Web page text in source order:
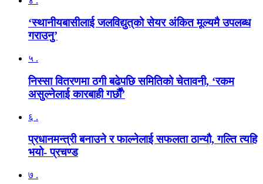
‘स्थानीयबासीलाई जलविद्युत्‌को सेयर अंकित मूल्यमै उपलब्ध
गराउनु’
५ .
निस्सा वितरणमा ठगी बढेपछि समितिको चेतावनी, ‘रकम
असुल्नेलाई कारबाही गर्छाैं’
६ .
प्रधानमन्त्री बनाउने र फाल्नेलाई सफलता ठान्यौ, गल्ति त्यहि
भयो- प्रचण्ड
७ .